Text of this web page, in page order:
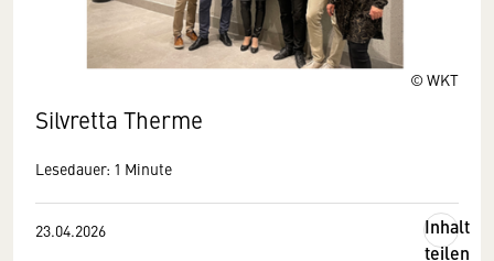
© WKT
Silvretta Therme
Lesedauer: 1 Minute
23.04.2026
Inhalt
teilen